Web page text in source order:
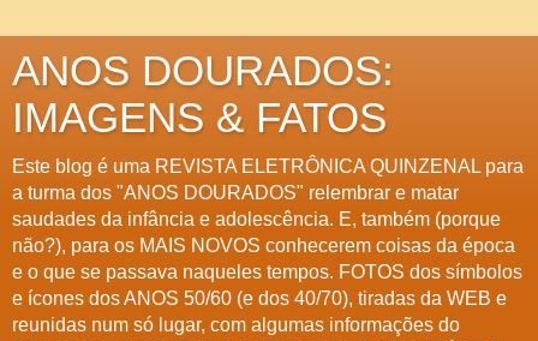
ANOS DOURADOS:
IMAGENS & FATOS
Este blog é uma REVISTA ELETRÔNICA QUINZENAL para
a turma dos "ANOS DOURADOS" relembrar e matar
saudades da infância e adolescência. E, também (porque
não?), para os MAIS NOVOS conhecerem coisas da época
e o que se passava naqueles tempos. FOTOS dos símbolos
e ícones dos ANOS 50/60 (e dos 40/70), tiradas da WEB e
reunidas num só lugar, com algumas informações do